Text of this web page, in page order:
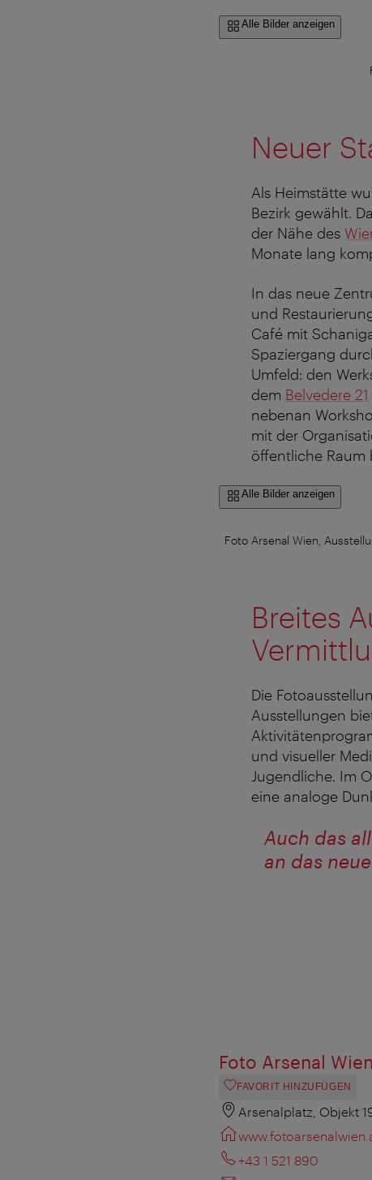
Alle Bilder anzeigen
Neuer
Als Heimstätte
Bezirk gewählt.
der Nähe des
Monate lang
In das neue
und
Café mit
Spaziergang
Umfeld: den
dem Belvedere 21
nebenan
mit der
öffentliche Raum
Alle Bilder anzeigen
Foto Arsenal Wien,
Breites
Die
Ausstellungen
und visueller
Jugendliche. Im
eine analoge
Auch das
an das
Foto Arsenal Wien
FAVORIT HINZUFÜGEN
Arsenalplatz, Objekt
+43 1 521 890